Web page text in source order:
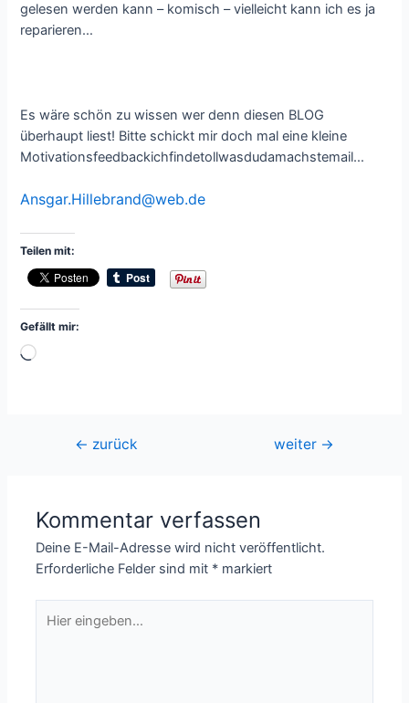
gelesen werden kann – komisch – vielleicht kann ich es ja
reparieren…
Es wäre schön zu wissen wer denn diesen BLOG
überhaupt liest! Bitte schickt mir doch mal eine kleine
Motivationsfeedbackichfindetollwasdudamachstemail…
Ansgar.Hillebrand@web.de
Teilen mit:
Gefällt mir:
Wird
Beitragsnavigation
← zurück weiter →
Kommentar verfassen
Deine E-Mail-Adresse wird nicht veröffentlicht.
Erforderliche Felder sind mit * markiert
eingeben…